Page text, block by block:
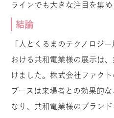
ラインでも大きな注目を集め
結論
「人とくるまのテクノロジ
おける共和電業様の展示は
けました。株式会社ファク
ブースは来場者との効果的
なり、共和電業様のブラン